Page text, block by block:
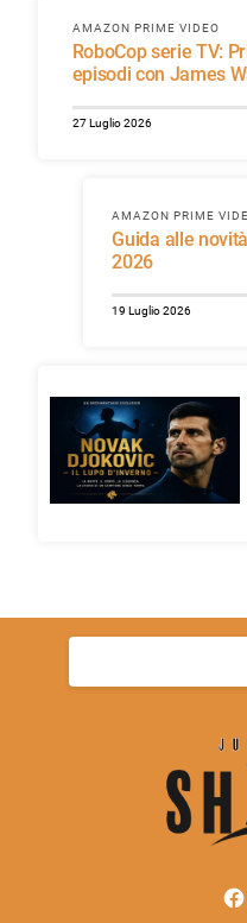
AMAZON PRIME VIDEO
RoboCop serie TV: Prime Video ordina 8
episodi con James
27 Luglio 2026
AMAZON PRIME
Guida alle novità Prime Video estate
2026
19 Luglio 2026